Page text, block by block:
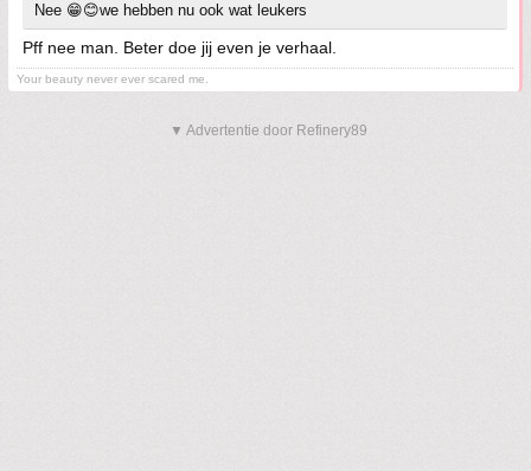
Nee 😁😊we hebben nu ook wat leukers
Pff nee man. Beter doe jij even je verhaal.
Your beauty never ever scared me.
▼ Advertentie door Refinery89